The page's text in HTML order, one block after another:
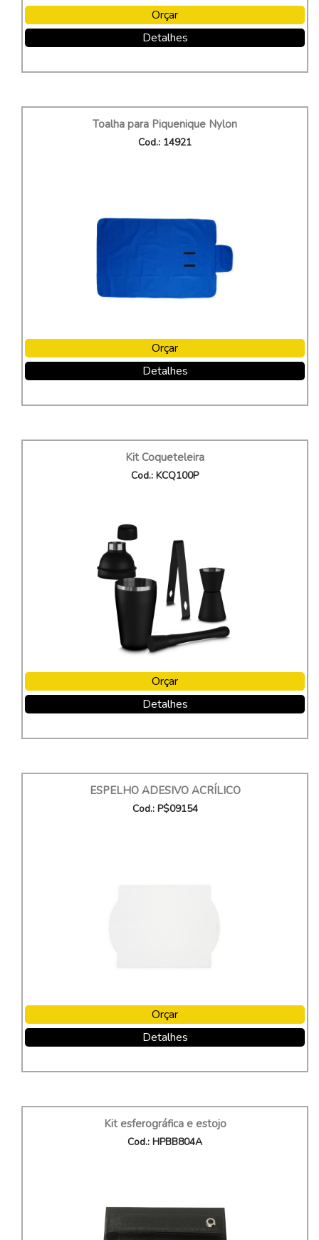
Orçar
Detalhes
Toalha para Piquenique Nylon
Cod.: 14921
Orçar
Detalhes
Kit Coqueteleira
Cod.: KCQ100P
Orçar
Detalhes
ESPELHO ADESIVO ACRÍLICO
Cod.: P$09154
Orçar
Detalhes
Kit esferográfica e estojo
Cod.: HPBB804A